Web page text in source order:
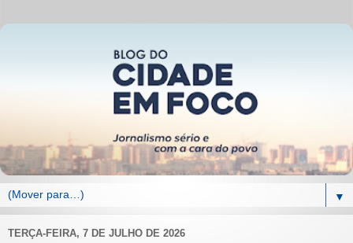
▼
TERÇA-FEIRA, 7 DE JULHO DE 2026